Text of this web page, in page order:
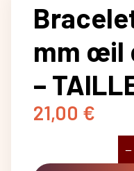
mm œil
–
21,00 €
−